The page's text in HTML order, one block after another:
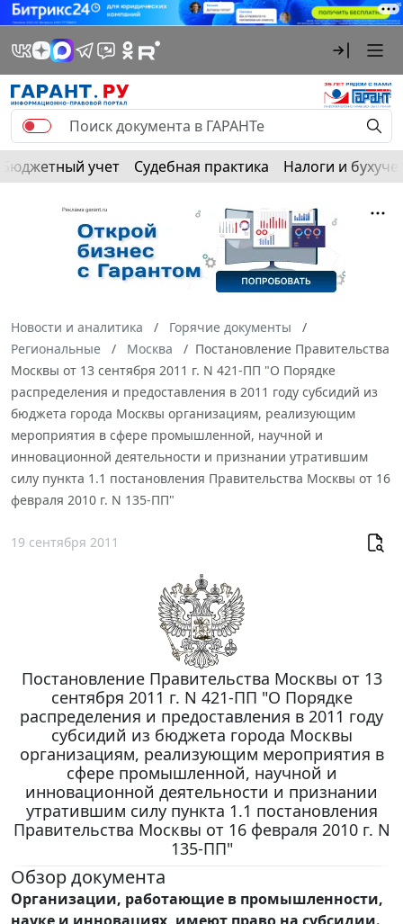
Бюджетный учет Судебная практика Налоги и
Новости и аналитика
Горячие документы
Региональные
Москва
Постановление Правительства
Москвы от 13 сентября 2011 г. N 421-ПП "О Порядке
распределения и предоставления в 2011 году субсидий из
бюджета города Москвы организациям, реализующим
мероприятия в сфере промышленной, научной и
инновационной деятельности и признании утратившим
силу пункта 1.1 постановления Правительства Москвы от 16
февраля 2010 г. N 135-ПП"
19 сентября 2011
Постановление Правительства Москвы от 13
сентября 2011 г. N 421-ПП "О Порядке
распределения и предоставления в 2011 году
субсидий из бюджета города Москвы
организациям, реализующим мероприятия в
сфере промышленной, научной и
инновационной деятельности и признании
утратившим силу пункта 1.1 постановления
Правительства Москвы от 16 февраля 2010 г. N
135-ПП"
Обзор документа
Организации, работающие в промышленности,